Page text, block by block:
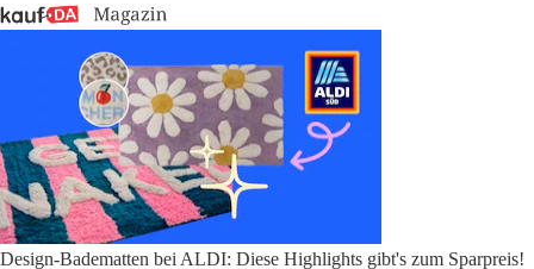
Design-Badematten bei ALDI: Diese Highlights gibt's zum Sparpreis!